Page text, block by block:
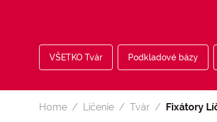
VŠETKO Tvár Podkladové bázy
Home Líčenie Tvár Fixátory